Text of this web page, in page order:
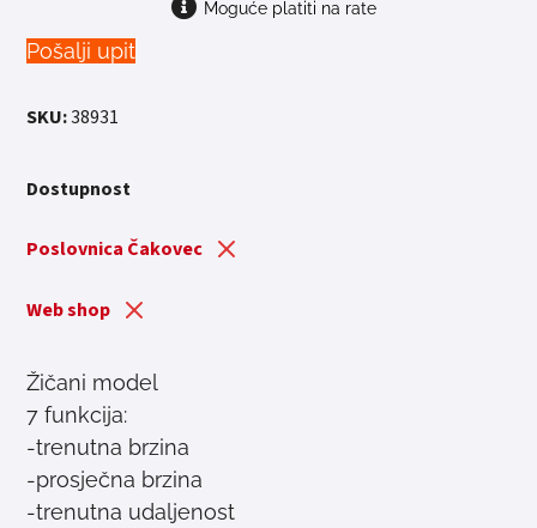
Moguće platiti na rate
Pošalji upit
SKU:38931
Dostupnost
Poslovnica Čakovec
Web shop
Žičani model
7 funkcija:
-trenutna brzina
-prosječna brzina
-trenutna udaljenost